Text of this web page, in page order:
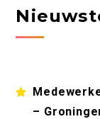
–